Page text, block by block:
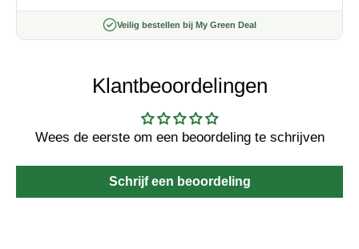
Veilig bestellen bij My Green Deal
Klantbeoordelingen
Wees de eerste om een beoordeling te schrijven
Schrijf een beoordeling